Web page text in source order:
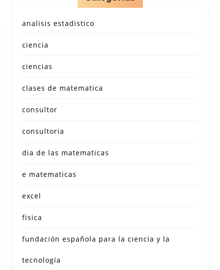
analisis estadistico
ciencia
ciencias
clases de matematica
consultor
consultoria
dia de las matematicas
e matematicas
excel
fisica
fundación española para la ciencia y la
tecnología